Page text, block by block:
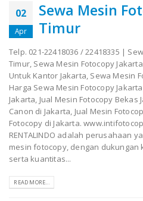
02
Apr
Sewa Mesin
Timur
Telp. 021-22418036 / 22418335 |
Timur, Sewa Mesin Fotocopy
Untuk Kantor Jakarta, Sewa Mesin
Harga Sewa Mesin Fotocopy
Jakarta, Jual Mesin Fotocopy Bekas
Canon di Jakarta, Jual Mesin
Fotocopy di Jakarta.
RENTALINDO adalah perusahaan
mesin fotocopy, dengan dukungan
serta kuantitas...
READ MORE...